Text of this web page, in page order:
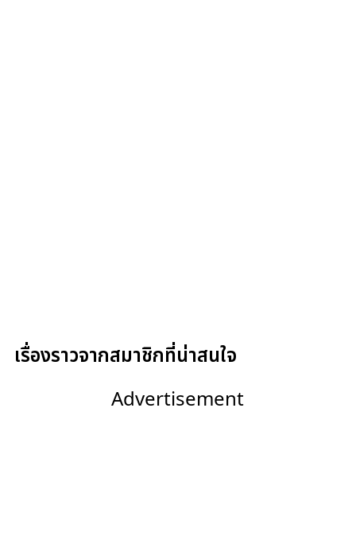
เรื่องราวจากสมาชิกที่น่าสนใจ
Advertisement